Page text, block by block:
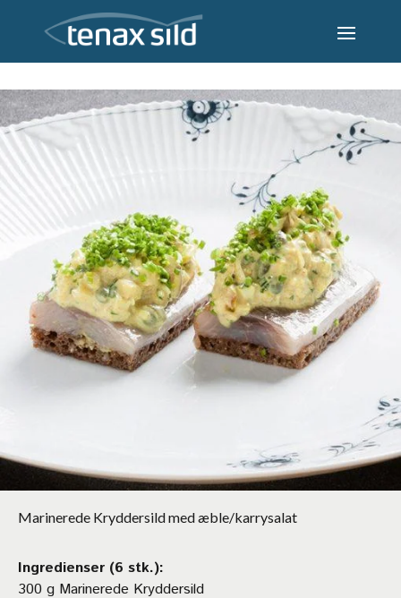
Marinerede Kryddersild med æble/karrysalat
Ingredienser (6 stk.):
300 g Marinerede Kryddersild